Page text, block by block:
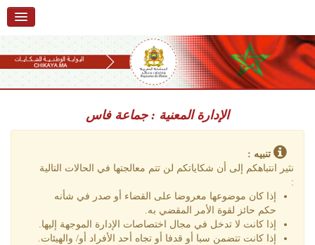
الرئيسية
حول البوابة
تتبع شكاية
تقديم ملاحظة
تقديم إقتراح
أسئلة وأجوبة
content
الإدارة المعنية : جماعة فاس
تنبيه :
نثير انتباهكم إلى أن شكاياتكم لن تتم معالجتها في الحالات التالية
:
إذا كان موضوعها معروضا على القضاء أو صدر في شأنه
حكم حائز لقوة الأمر المقضي به.
إذا كانت لا تدخل في مجال اختصاصات الإدارة الموجهة إليها.
إذا كانت تتضمن سبا أو قدفا أو تجاه أحد الأفراد أو/ والهيئات.